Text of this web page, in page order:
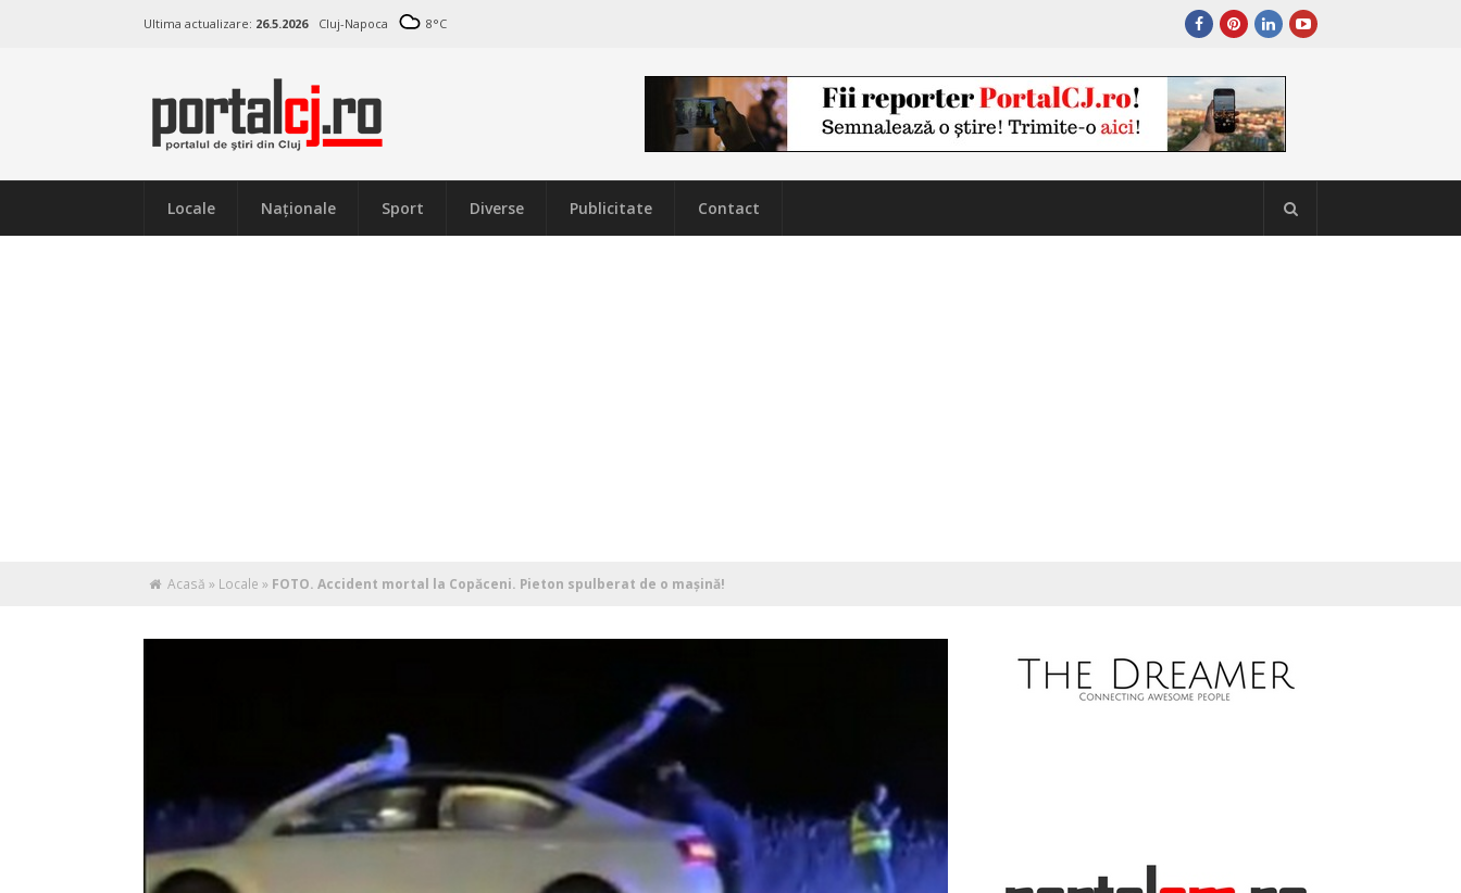
Ultima actualizare: 26.5.2026 Cluj-Napoca 8°C
Locale Naţionale Sport Diverse Publicitate Contact
Acasă » Locale » FOTO. Accident mortal la Copăceni. Pieton spulberat de o mașină!